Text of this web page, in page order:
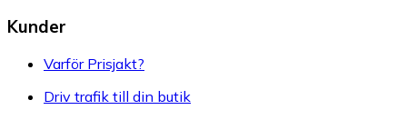
Kunder
Varför Prisjakt?
Driv trafik till din butik